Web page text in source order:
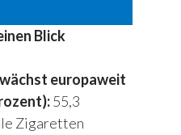
Blick
europaweit
55,3
Zigaretten